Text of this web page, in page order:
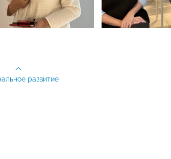
развитие